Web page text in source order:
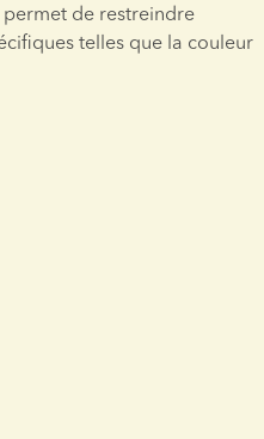
permet de restreindre
telles que la couleur